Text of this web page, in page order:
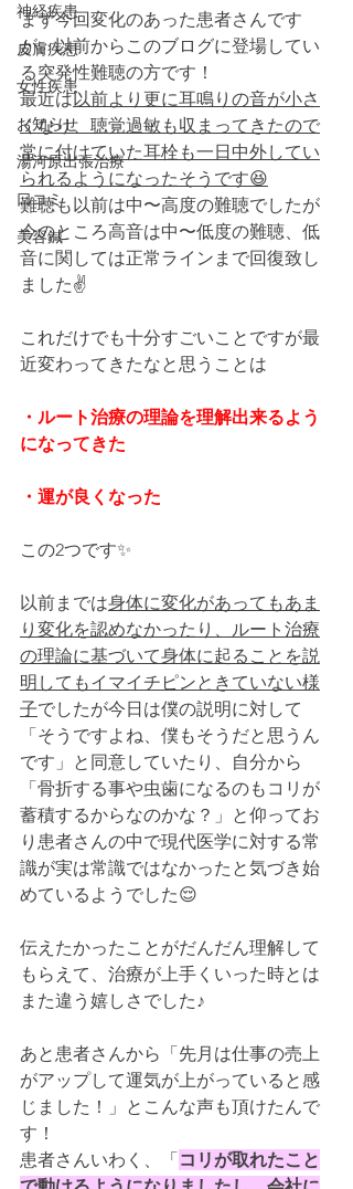
神経疾患
皮膚疾患
女性疾患
お知らせ
湯河原出張治療
口コミ
美容鍼
まず今回変化のあった患者さんです
が、以前からこのブログに登場してい
る突発性難聴の方です！
最近は以前より更に耳鳴りの音が小さ
くなり、聴覚過敏も収まってきたので
常に付けていた耳栓も一日中外してい
られるようになったそうです😆
難聴も以前は中〜高度の難聴でしたが
今のところ高音は中〜低度の難聴、低
音に関しては正常ラインまで回復致し
ました✌
これだけでも十分すごいことですが最
近変わってきたなと思うことは
・ルート治療の理論を理解出来るよう
になってきた
・運が良くなった
この2つです✨
以前までは身体に変化があってもあま
り変化を認めなかったり、ルート治療
の理論に基づいて身体に起ることを説
明してもイマイチピンときていない様
子でしたが今日は僕の説明に対して
「そうですよね、僕もそうだと思うん
です」と同意していたり、自分から
「骨折する事や虫歯になるのもコリが
蓄積するからなのかな？」と仰ってお
り患者さんの中で現代医学に対する常
識が実は常識ではなかったと気づき始
めているようでした😌
伝えたかったことがだんだん理解して
もらえて、治療が上手くいった時とは
また違う嬉しさでした♪
あと患者さんから「先月は仕事の売上
がアップして運気が上がっていると感
じました！」とこんな声も頂けたんで
す！
患者さんいわく、「コリが取れたこと